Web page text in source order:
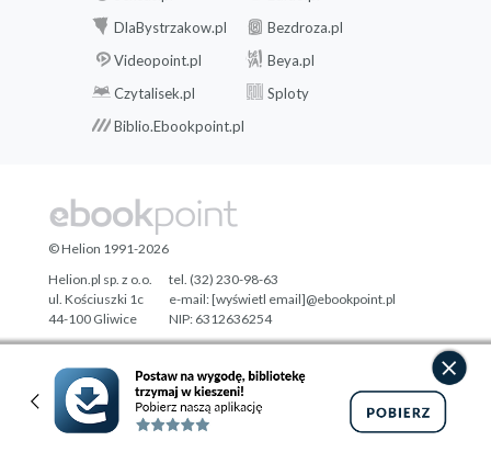
DlaBystrzakow.pl
Bezdroza.pl
Videopoint.pl
Beya.pl
Czytalisek.pl
Sploty
Biblio.Ebookpoint.pl
Designed with ♥ byTonik.pl
© Helion 1991-2026
Helion.pl sp. z o.o.
ul. Kościuszki 1c
44-100 Gliwice
tel. (32) 230-98-63
e-mail:[wyświetl email]@ebookpoint.pl
NIP: 6312636254
Regon: 241989027
Pełna wersja strony »